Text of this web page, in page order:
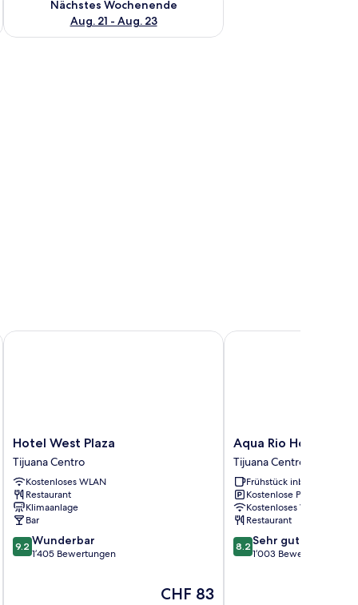
Nächstes Wochenende
Aug. 21 - Aug. 23
an der Wand.
großen Bett, einem Nachttisch und einer Wand mit einer strukturierten
Hotel
West
Plaza
Tijuana
Centro
Hotel West Plaza
Tijuana Centro
Kostenloses WLAN
Restaurant
Klimaanlage
Bar
9.2
von
9.2 Wunderbar
1’405 Bewertungen
Der
CHF 83
Hotel West Plaza
Aqua
Rio
Hotel
Tijuana
Centro
Aqua Rio Hotel
Tijuana Centro
Frühstück inbegriffen
Kostenlose Parkplätze
Kostenloses WLAN
Restaurant
8.2
von
8.2 Sehr gut
1’003 Bewertungen
Aqua Rio Hotel